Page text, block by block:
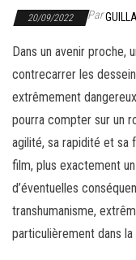
20/09/2022 Par
Dans un avenir proche,
contrecarrer les
extrêmement
pourra compter sur un
agilité, sa rapidité et sa
film, plus exactement
d’éventuelles
transhumanisme,
particulièrement dans